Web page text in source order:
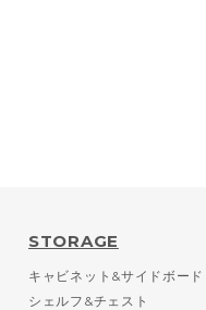
STORAGE
キャビネット&サイドボード
シェルフ&チェスト